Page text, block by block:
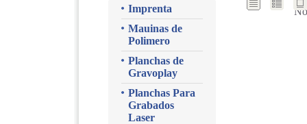
Imprenta
Mauinas de
Polimero
Planchas de
Gravoplay
Planchas Para
Grabados
Laser